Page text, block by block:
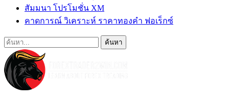
สัมมนา โปรโมชั่น XM
คาดการณ์ วิเคราะห์ ราคาทองคำ ฟอเร็กซ์